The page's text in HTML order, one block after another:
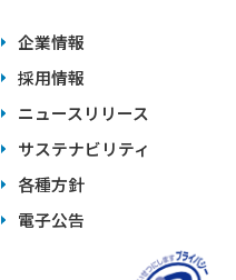
企業情報
採用情報
ニュースリリース
サステナビリティ
各種方針
電子公告